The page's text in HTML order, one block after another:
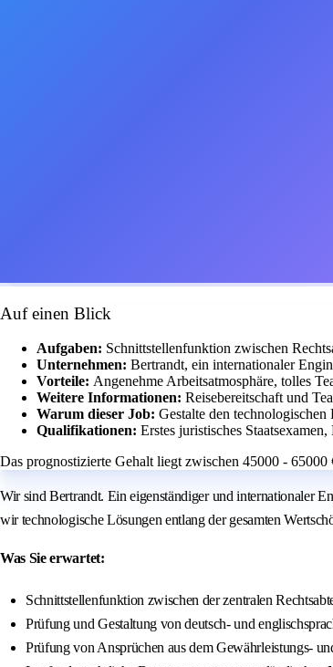
Auf einen Blick
Aufgaben: Schnittstellenfunktion zwischen
Unternehmen: Bertrandt, ein internationaler
Vorteile: Angenehme Arbeitsatmosphäre, tolles
Weitere Informationen: Reisebereitschaft und
Warum dieser Job: Gestalte den
Qualifikationen: Erstes juristisches
Das prognostizierte Gehalt liegt zwischen 45000 - 65000
Wir sind Bertrandt. Ein eigenständiger und internationaler
wir technologische Lösungen entlang der gesamten
Was Sie erwartet:
Schnittstellenfunktion zwischen der zentralen
Prüfung und Gestaltung von deutsch- und
Prüfung von Ansprüchen aus dem Gewährleistungs-